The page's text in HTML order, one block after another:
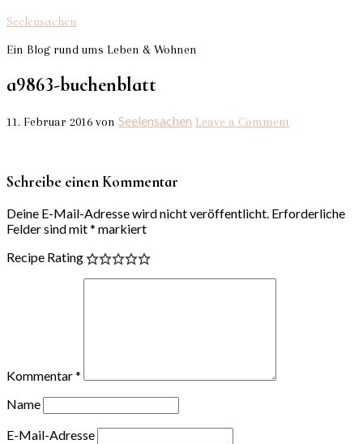
Seelensachen
Ein Blog rund ums Leben & Wohnen
a9863-buchenblatt
11. Februar 2016 von Seelensachen Leave a Comment
Schreibe einen Kommentar
Deine E-Mail-Adresse wird nicht veröffentlicht. Erforderliche
Felder sind mit* markiert
Recipe Rating
Kommentar*
Name
E-Mail-Adresse